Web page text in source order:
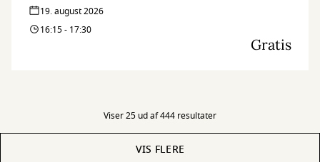
19. august 2026
16:15 - 17:30
Gratis
Viser 25 ud af 444 resultater
VIS FLERE